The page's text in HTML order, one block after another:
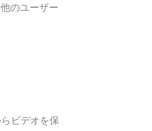
のユーザー
ビデオを保